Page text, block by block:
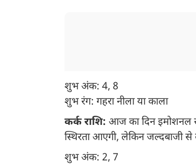
शुभ अंक: 4, 8
शुभ रंग: गहरा नीला या काला
कर्क राशि: आज का दिन इमोशनल
स्थिरता आएगी, लेकिन जल्दबाजी से
शुभ अंक: 2, 7